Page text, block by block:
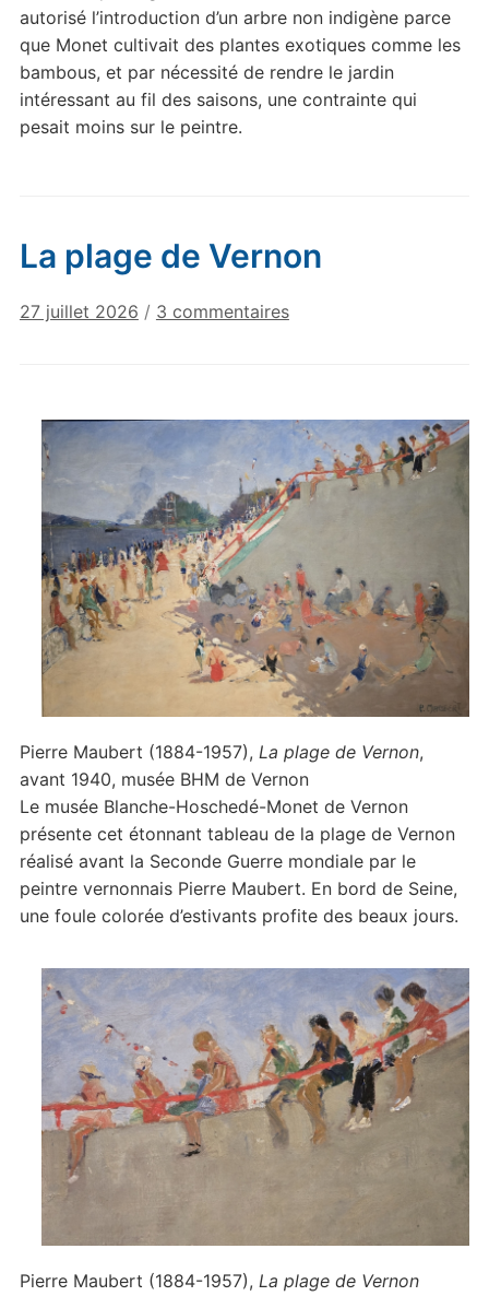
autorisé l’introduction d’un arbre non indigène parce
que Monet cultivait des plantes exotiques comme les
bambous, et par nécessité de rendre le jardin
intéressant au fil des saisons, une contrainte qui
pesait moins sur le peintre.
La plage de Vernon
27 juillet 2026 / 3 commentairessur
Vernon
Pierre Maubert (1884-1957), La plage de Vernon,
avant 1940, musée BHM de Vernon
Le musée Blanche-Hoschedé-Monet de Vernon
présente cet étonnant tableau de la plage de Vernon
réalisé avant la Seconde Guerre mondiale par le
peintre vernonnais Pierre Maubert. En bord de Seine,
une foule colorée d’estivants profite des beaux jours.
Pierre Maubert (1884-1957), La plage de Vernon